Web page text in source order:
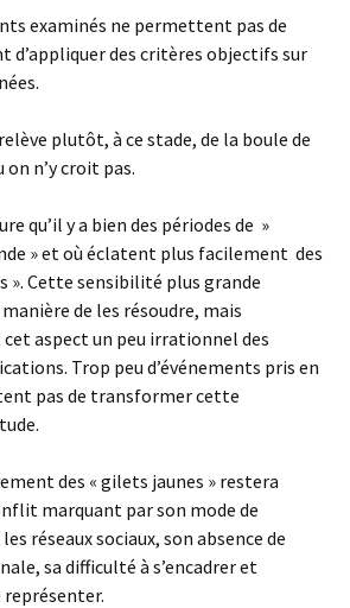
examinés ne permettent pas de
d’appliquer des critères objectifs sur
plutôt, à ce stade, de la boule de
n’y croit pas.
qu’il y a bien des périodes de »
» et où éclatent plus facilement des
». Cette sensibilité plus grande
de les résoudre, mais
aspect un peu irrationnel des
Trop peu d’événements pris en
pas de transformer cette
des « gilets jaunes » restera
marquant par son mode de
réseaux sociaux, son absence de
sa difficulté à s’encadrer et